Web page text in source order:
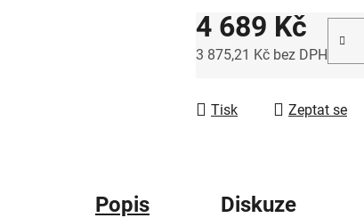
4 689 Kč
3 875,21 Kč bez DPH
Tisk Zeptat se
Popis Diskuze